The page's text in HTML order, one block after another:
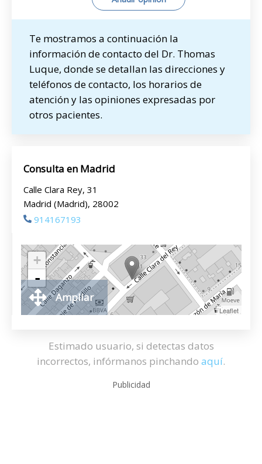
Te mostramos a continuación la
información de contacto del Dr. Thomas
Luque, donde se detallan las direcciones y
teléfonos de contacto, los horarios de
atención y las opiniones expresadas por
otros pacientes.
Consulta en Madrid
Calle Clara Rey, 31
Madrid (Madrid), 28002
914167193
+
-
Leaflet
Ampliar
Estimado usuario, si detectas datos
incorrectos, infórmanos pinchando aquí.
Publicidad